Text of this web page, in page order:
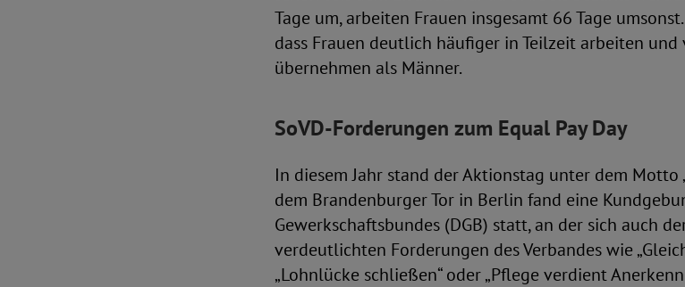
Tage um, arbeiten Frauen insgesamt 66 Tage
dass Frauen deutlich häufiger in Teilzeit arbeiten
übernehmen als Männer.
SoVD-Forderungen zum Equal Pay Day
In diesem Jahr stand der Aktionstag unter dem Motto
dem Brandenburger Tor in Berlin fand eine
Gewerkschaftsbundes (DGB) statt, an der sich auch
verdeutlichten Forderungen des Verbandes wie
„Lohnlücke schließen“ oder „Pflege verdient